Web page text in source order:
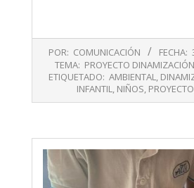
POR: COMUNICACIÓN FECHA:
TEMA: PROYECTO
ETIQUETADO: AMBIENTAL,
INFANTIL, NIÑOS, PROYECTO